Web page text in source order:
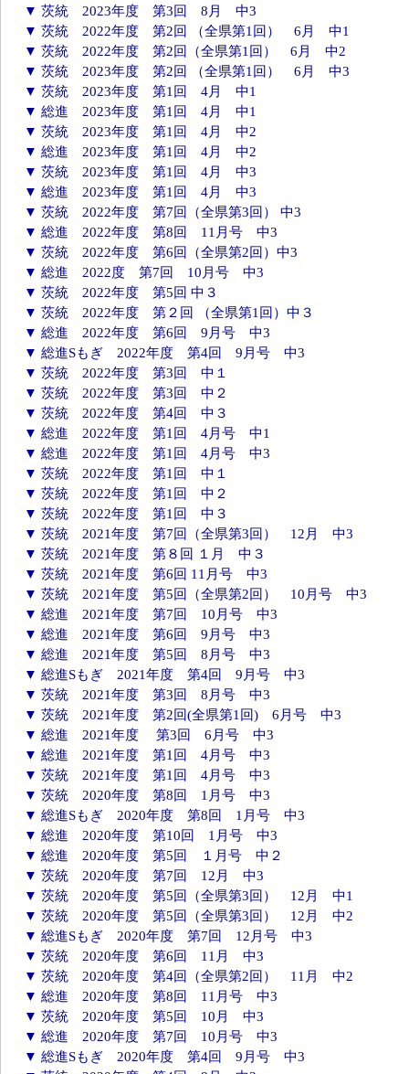
▼ 茨統 2023年度 第3回 8月 中3
▼ 茨統 2022年度 第2回 （全県第1回） 6月 中1
▼ 茨統 2022年度 第2回（全県第1回） 6月 中2
▼ 茨統 2023年度 第2回 （全県第1回） 6月 中3
▼ 茨統 2023年度 第1回 4月 中1
▼ 総進 2023年度 第1回 4月 中1
▼ 茨統 2023年度 第1回 4月 中2
▼ 総進 2023年度 第1回 4月 中2
▼ 茨統 2023年度 第1回 4月 中3
▼ 総進 2023年度 第1回 4月 中3
▼ 茨統 2022年度 第7回（全県第3回） 中3
▼ 総進 2022年度 第8回 11月号 中3
▼ 茨統 2022年度 第6回（全県第2回）中3
▼ 総進 2022度 第7回 10月号 中3
▼ 茨統 2022年度 第5回 中３
▼ 茨統 2022年度 第２回 （全県第1回）中３
▼ 総進 2022年度 第6回 9月号 中3
▼ 総進Sもぎ 2022年度 第4回 9月号 中3
▼ 茨統 2022年度 第3回 中１
▼ 茨統 2022年度 第3回 中２
▼ 茨統 2022年度 第4回 中３
▼ 総進 2022年度 第1回 4月号 中1
▼ 総進 2022年度 第1回 4月号 中3
▼ 茨統 2022年度 第1回 中１
▼ 茨統 2022年度 第1回 中２
▼ 茨統 2022年度 第1回 中３
▼ 茨統 2021年度 第7回（全県第3回） 12月 中3
▼ 茨統 2021年度 第８回 １月 中３
▼ 茨統 2021年度 第6回 11月号 中3
▼ 茨統 2021年度 第5回（全県第2回） 10月号 中3
▼ 総進 2021年度 第7回 10月号 中3
▼ 総進 2021年度 第6回 9月号 中3
▼ 総進 2021年度 第5回 8月号 中3
▼ 総進Sもぎ 2021年度 第4回 9月号 中3
▼ 茨統 2021年度 第3回 8月号 中3
▼ 茨統 2021年度 第2回(全県第1回) 6月号 中3
▼ 総進 2021年度 第3回 6月号 中3
▼ 総進 2021年度 第1回 4月号 中3
▼ 茨統 2021年度 第1回 4月号 中3
▼ 茨統 2020年度 第8回 1月号 中3
▼ 総進Sもぎ 2020年度 第8回 1月号 中3
▼ 総進 2020年度 第10回 1月号 中3
▼ 総進 2020年度 第5回 １月号 中２
▼ 茨統 2020年度 第7回 12月 中3
▼ 茨統 2020年度 第5回（全県第3回） 12月 中1
▼ 茨統 2020年度 第5回（全県第3回） 12月 中2
▼ 総進Sもぎ 2020年度 第7回 12月号 中3
▼ 茨統 2020年度 第6回 11月 中3
▼ 茨統 2020年度 第4回（全県第2回） 11月 中2
▼ 総進 2020年度 第8回 11月号 中3
▼ 茨統 2020年度 第5回 10月 中3
▼ 総進 2020年度 第7回 10月号 中3
▼ 総進Sもぎ 2020年度 第4回 9月号 中3